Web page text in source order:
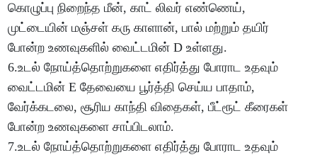
கொழுப்பு நிறைந்த மீன், காட் லிவர் எண்ணெய்,
முட்டையின் மஞ்சள் கரு காளான், பால் மற்றும் தயிர்
போன்ற உணவுகளில் வைட்டமின் D உள்ளது.
6.உடல் நோய்த்தொற்றுகளை எதிர்த்து போராட உதவும்
வைட்டமின் E தேவையை பூர்த்தி செய்ய பாதாம்,
வேர்க்கடலை, சூரிய காந்தி விதைகள், பீட்ரூட் கீரைகள்
போன்ற உணவுகளை சாப்பிடலாம்.
7.உடல் நோய்த்தொற்றுகளை எதிர்த்து போராட உதவும்